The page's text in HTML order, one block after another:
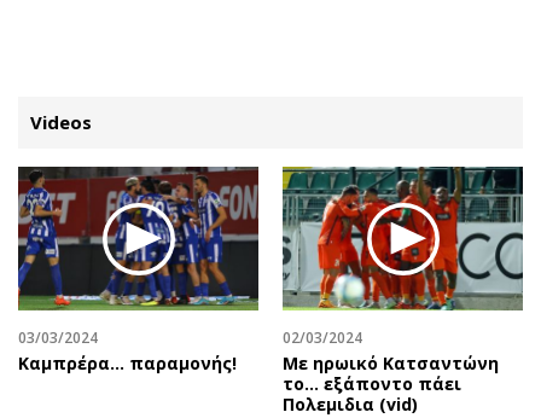
ΚΑΤΗΓΟΡΙΕΣ ΣΥΝΔΕΣΗ
Κύπρος
Παιδεία
Υγεία
Πολιτική
Απόψεις
Αρθρογραφία
The Hill
Υγεία
Αγγελίες
Videos
03/03/2024
Καμπρέρα… παραμονής!
02/03/2024
Με ηρωικό Κατσαντώνη
το... εξάποντο πάει
Πολεμιδια (vid)